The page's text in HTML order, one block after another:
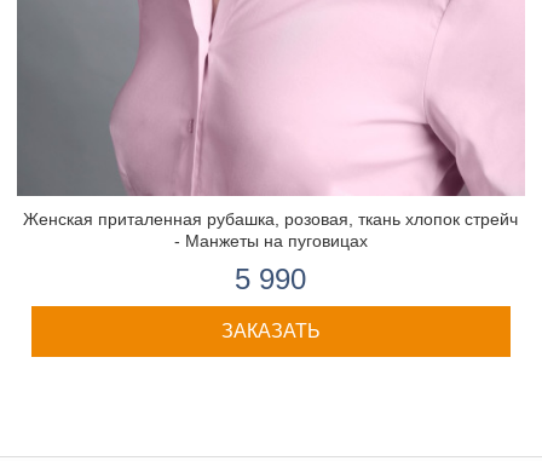
Женская приталенная рубашка, розовая, ткань хлопок стрейч
- Манжеты на пуговицах
5 990
ЗАКАЗАТЬ